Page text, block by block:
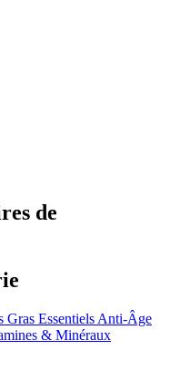
de
Gras Essentiels Anti-Âge
& Minéraux